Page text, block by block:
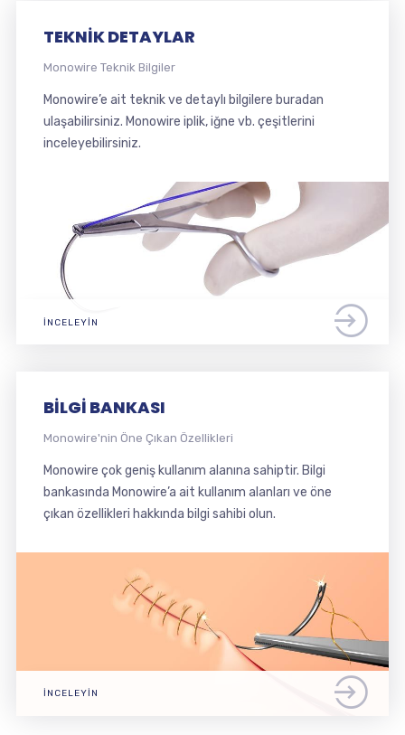
TEKNIK DETAYLAR
Monowire Teknik Bilgiler
Monowire’e ait teknik ve detaylı bilgilere buradan
ulaşabilirsiniz. Monowire iplik, iğne vb. çeşitlerini
inceleyebilirsiniz.
İNCELEYIN
BILGI BANKASI
Monowire'nin Öne Çıkan Özellikleri
Monowire çok geniş kullanım alanına sahiptir. Bilgi
bankasında Monowire’a ait kullanım alanları ve öne
çıkan özellikleri hakkında bilgi sahibi olun.
İNCELEYIN